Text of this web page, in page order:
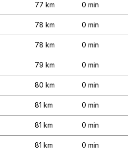
77 km 0 min
78 km 0 min
78 km 0 min
79 km 0 min
80 km 0 min
81 km 0 min
81 km 0 min
81 km 0 min